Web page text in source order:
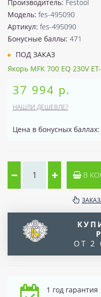
Производитель: Festool
Модель: fes-495090
Артикул: fes-495090
Бонусные баллы: 471
ПОД ЗАКАЗ
Якорь MFK 700 EQ 230V
37 994 р.
НАШЛИ ДЕШЕВЛЕ?
Цена в бонусных
В
ОТ 2
1 год гарантия